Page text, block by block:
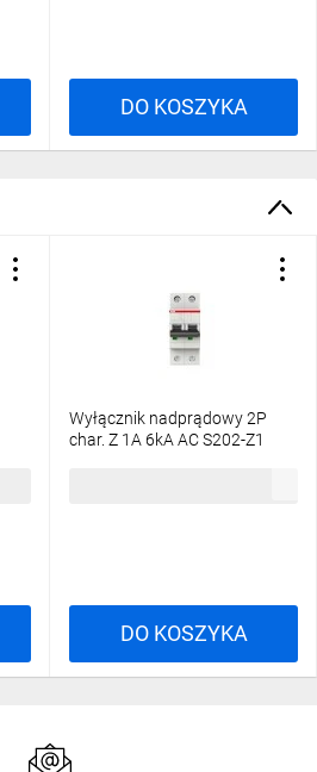
DO KOSZYKA
Wyłącznik nadprądowy 2P
char. Z 1A 6kA AC S202-Z1
DO KOSZYKA